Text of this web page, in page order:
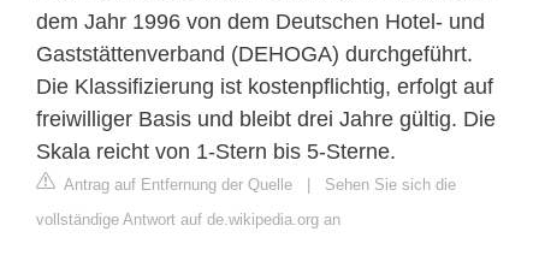
dem Jahr 1996 von dem Deutschen Hotel- und
Gaststättenverband (DEHOGA) durchgeführt.
Die Klassifizierung ist kostenpflichtig, erfolgt auf
freiwilliger Basis und bleibt drei Jahre gültig. Die
Skala reicht von 1-Stern bis 5-Sterne.
Antrag auf Entfernung der Quelle
Sehen Sie sich die
vollständige Antwort auf de.wikipedia.org an